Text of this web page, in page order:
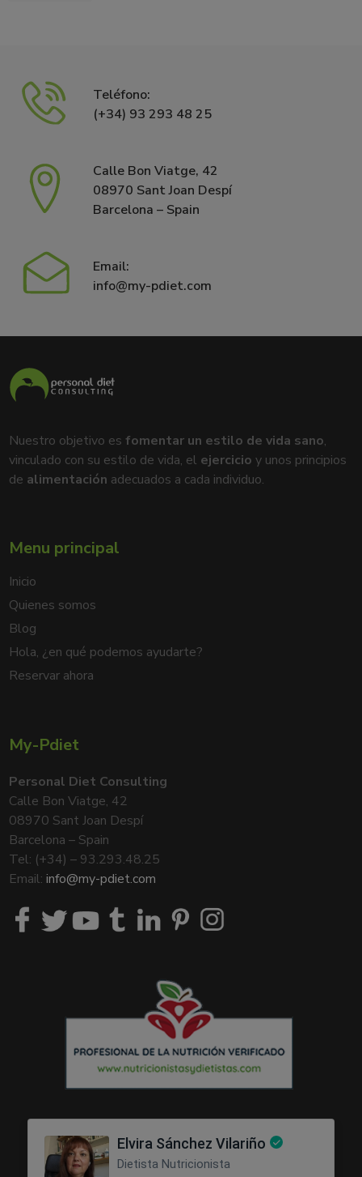
Teléfono:
(+34) 93 293 48 25
Calle Bon Viatge, 42
08970 Sant Joan Despí
Barcelona – Spain
Email:
info@my-pdiet.com
Nuestro objetivo esfomentar un estilo de vida sano,
vinculado con su estilo de vida, el ejercicio y unos principios
de alimentación adecuados a cada individuo.
Menu principal
Inicio
Quienes somos
Blog
Hola, ¿en qué podemos ayudarte?
Reservar ahora
My-Pdiet
Personal Diet Consulting
Calle Bon Viatge, 42
08970 Sant Joan Despí
Barcelona – Spain
Tel: (+34) – 93.293.48.25
Email:info@my-pdiet.com